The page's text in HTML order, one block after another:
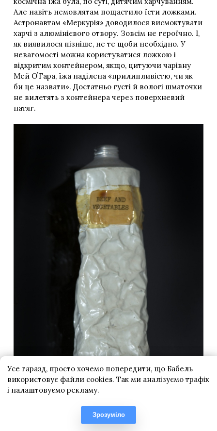
Усе гаразд, просто хочемо попередити, що Бабель
використовує файли cookies. Так ми аналізуємо трафік
і налаштовуємо рекламу.
Зрозуміло